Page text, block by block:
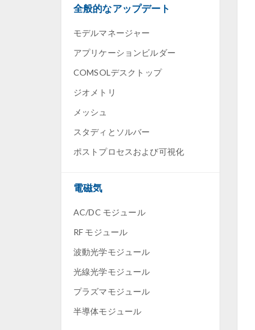
全般的なアップデート
モデルマネージャー
アプリケーションビルダー
COMSOLデスクトップ
ジオメトリ
メッシュ
スタディとソルバー
ポストプロセスおよび可視化
電磁気
AC/DC モジュール
RF モジュール
波動光学モジュール
光線光学モジュール
プラズマモジュール
半導体モジュール